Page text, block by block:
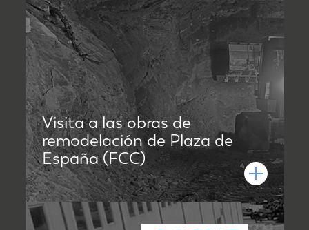
Visita a las obras de
remodelación de Plaza de
España (FCC)